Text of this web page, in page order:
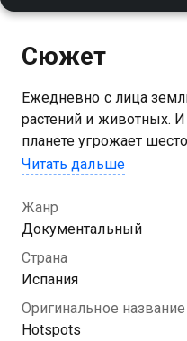
Сюжет
Ежедневно с лица
растений и животных.
планете угрожает
Единственный способ
Читать дальше
Жанр
Документальный
Страна
Испания
Оригинальное название
Hotspots